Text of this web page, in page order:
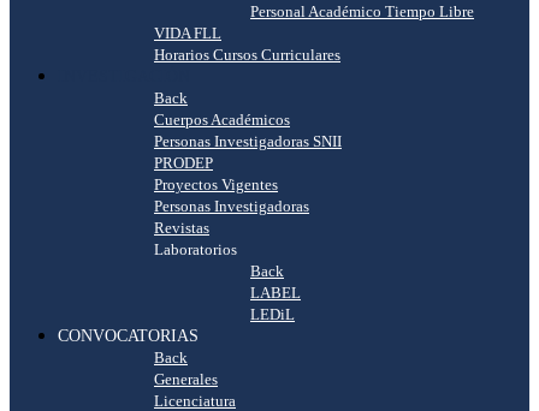
Personal Académico Tiempo Libre
VIDA FLL
Horarios Cursos Curriculares
Back
Cuerpos Académicos
Personas Investigadoras SNII
PRODEP
Proyectos Vigentes
Personas Investigadoras
Revistas
Laboratorios
Back
LABEL
LEDiL
CONVOCATORIAS
Back
Generales
Licenciatura